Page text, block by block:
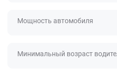
Мощность автомобиля
Минимальный возраст